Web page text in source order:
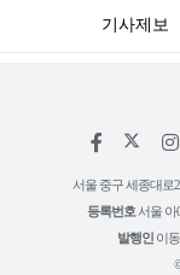
기사제보
페
스
서울 중구 세종대로
등록번호 서울 아
발행인 이